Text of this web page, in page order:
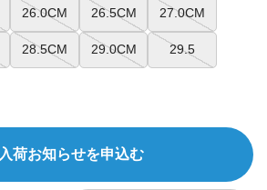
26.0CM 26.5CM 27.0CM
28.5CM 29.0CM 29.5
入荷お知らせを申込む